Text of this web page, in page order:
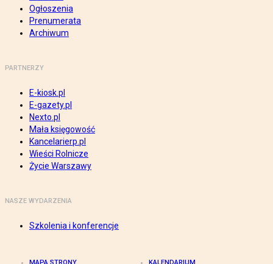
Ogłoszenia
Prenumerata
Archiwum
PARTNERZY
E-kiosk.pl
E-gazety.pl
Nexto.pl
Mała księgowość
Kancelarierp.pl
Wieści Rolnicze
Życie Warszawy
NASZE WYDARZENIA
Szkolenia i konferencje